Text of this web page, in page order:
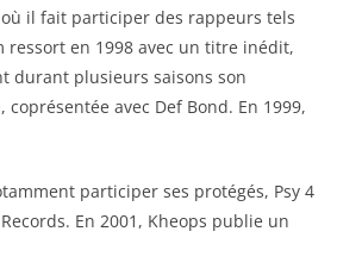
il fait participer des rappeurs tels
ressort en 1998 avec un titre inédit,
durant plusieurs saisons son
avec Def Bond. En 1999,
participer ses protégés, Psy 4
En 2001, Kheops publie un